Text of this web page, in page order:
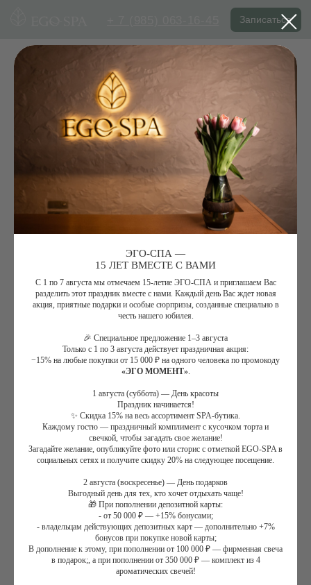
Фирменный массаж для мужчин "Соломон"
Количество сеансов:
Записаться
Объединяет в себе два излюбленных мужчинами массажа
активный - спортивный и расслабляющий - испанский массаж.
Главные эффекты: устранение мышечных зажимов в первую
очередь, снятие болевых ощущений, глубокая проработка
ЭГО-СПА —
15 ЛЕТ ВМЕСТЕ С ВАМИ
С 1 по 7 августа мы отмечаем 15-летие ЭГО-СПА и приглашаем Вас
разделить этот праздник вместе с нами. Каждый день Вас ждет новая
акция, приятные подарки и особые сюрпризы, созданные специально в
честь нашего юбилея.
🎉 Специальное предложение 1–3 августа
Только с 1 по 3 августа действует праздничная акция:
−15% на любые покупки от 15 000 ₽ на одного человека по промокоду
«ЭГО МОМЕНТ».
1 августа (суббота) — День красоты
Праздник начинается!
✨ Скидка 15% на весь ассортимент SPA-бутика.
Каждому гостю — праздничный комплимент с кусочком торта и
свечкой, чтобы загадать свое желание!
Загадайте желание, опубликуйте фото или сторис с отметкой EGO-SPA в
социальных сетях и получите скидку 20% на следующее посещение.
2 августа (воскресенье) — День подарков
Выгодный день для тех, кто хочет отдыхать чаще!
🎁 При пополнении депозитной карты:
- от 50 000 ₽ — +15% бонусами;
- владельцам действующих депозитных карт — дополнительно +7%
бонусов при покупке новой карты;
В дополнение к этому, при пополнении от 100 000 ₽ — фирменная свеча
в подарок;, а при пополнении от 350 000 ₽ — комплект из 4
ароматических свечей!